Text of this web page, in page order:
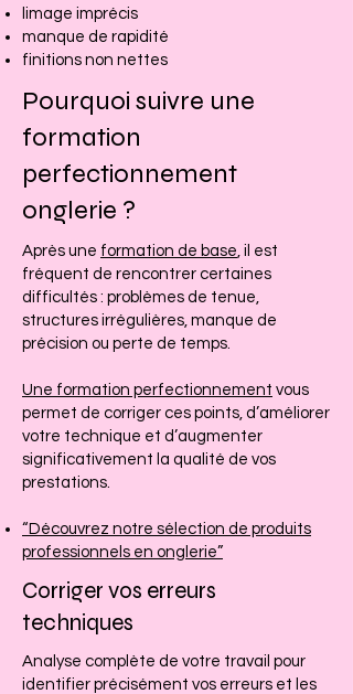
limage imprécis
manque de rapidité
finitions non nettes
Pourquoi suivre une
formation
perfectionnement
onglerie ?
Après une formation de base, il est
fréquent de rencontrer certaines
difficultés : problèmes de tenue,
structures irrégulières, manque de
précision ou perte de temps.
Une formation perfectionnement vous
permet de corriger ces points, d’améliorer
votre technique et d’augmenter
significativement la qualité de vos
prestations.
“Découvrez notre sélection de produits
professionnels en onglerie”
Corriger vos erreurs
techniques
Analyse complète de votre travail pour
identifier précisément vos erreurs et les